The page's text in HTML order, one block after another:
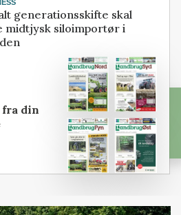
generationsskifte skal
midtjysk siloimportør i
fra din